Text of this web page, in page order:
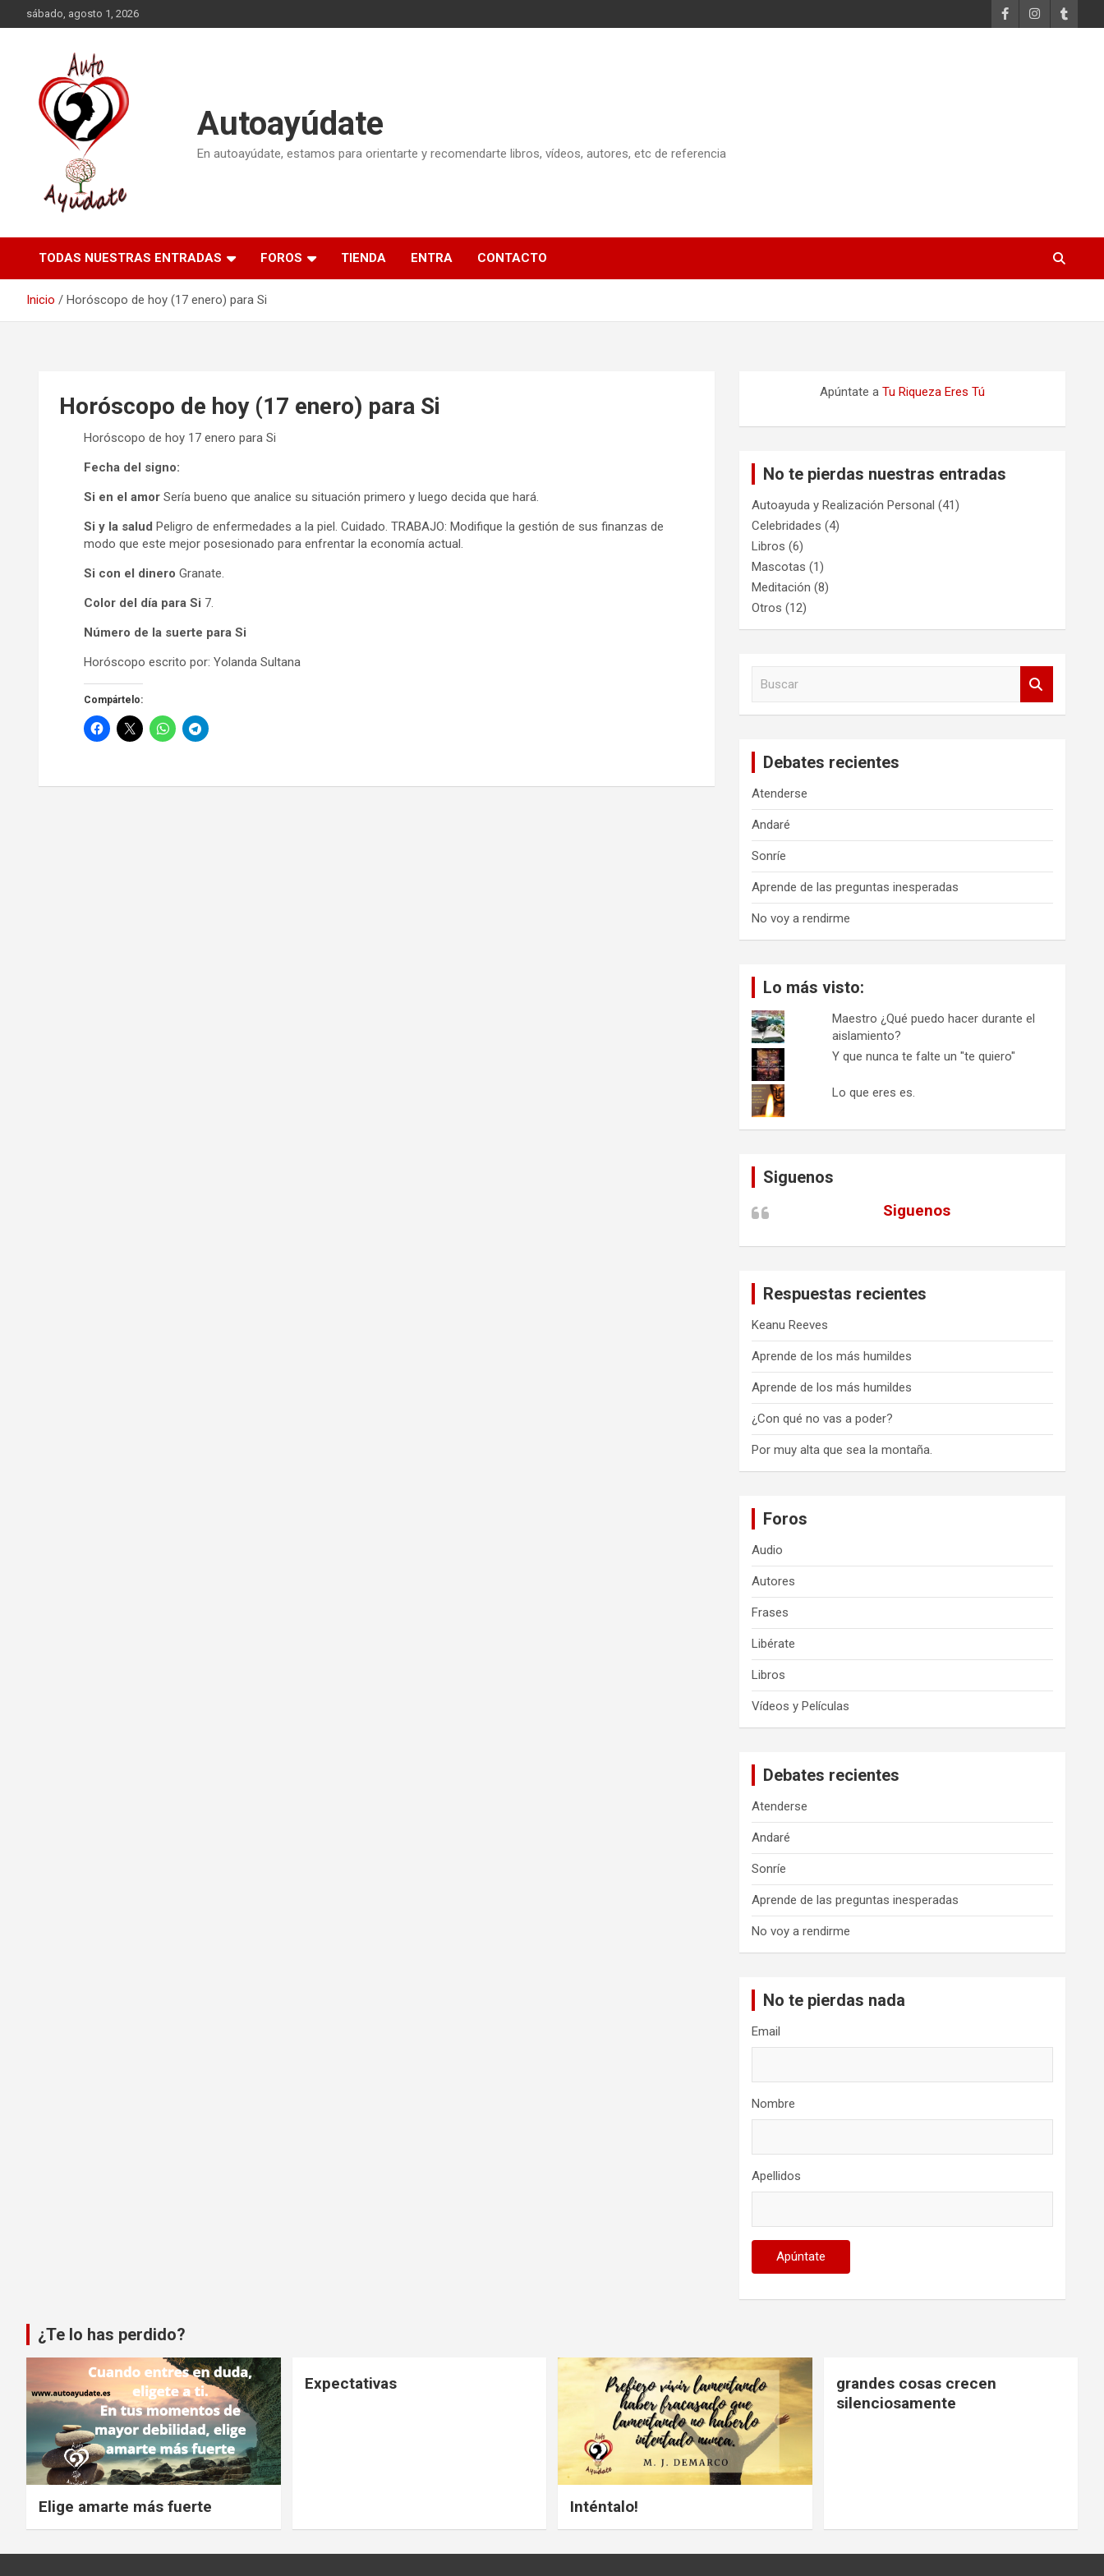
al
sábado, agosto 1, 2026
Autoayúdate
En autoayúdate, estamos para orientarte y recomendarte libros, vídeos, autores, etc de referencia
TODAS NUESTRAS ENTRADAS FOROS TIENDA ENTRA CONTACTO
Inicio Horóscopo de hoy (17 enero) para Si
Horóscopo de hoy (17 enero) para Si
Horóscopo de hoy 17 enero para Si
Fecha del signo:
Si en el amor Sería bueno que analice su situación primero y luego decida que hará.
Si y la salud Peligro de enfermedades a la piel. Cuidado. TRABAJO: Modifique la gestión de sus finanzas de
modo que este mejor posesionado para enfrentar la economía actual.
Si con el dinero Granate.
Color del día para Si 7.
Número de la suerte para Si
Horóscopo escrito por: Yolanda Sultana
Compártelo:
Apúntate aTu Riqueza Eres Tú
No te pierdas nuestras entradas
Autoayuda y Realización Personal (41)
Celebridades (4)
Libros (6)
Mascotas (1)
Meditación (8)
Otros (12)
Debates recientes
Atenderse
Andaré
Sonríe
Aprende de las preguntas inesperadas
No voy a rendirme
Lo más visto:
Maestro ¿Qué puedo hacer durante el
aislamiento?
Y que nunca te falte un "te quiero"
Lo que eres es.
Siguenos
Siguenos
Respuestas recientes
Keanu Reeves
Aprende de los más humildes
Aprende de los más humildes
¿Con qué no vas a poder?
Por muy alta que sea la montaña.
Foros
Audio
Autores
Frases
Libérate
Libros
Vídeos y Películas
Debates recientes
Atenderse
Andaré
Sonríe
Aprende de las preguntas inesperadas
No voy a rendirme
No te pierdas nada
Email
Nombre
Apellidos
¿Te lo has perdido?
Elige amarte más fuerte
Expectativas
Inténtalo!
grandes cosas crecen
silenciosamente